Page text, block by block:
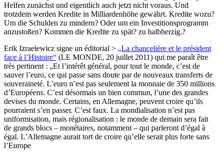
Helfen zunächst und eigentlich auch jetzt nicht voraus. Und
trotzdem werden Kredite in Milliardenhöhe gewährt. Kredite wozu?
Um die Schulden zu mindern? Oder um ein Investitionsprogramm
anzustoßen? Kommen die Kredite zu spät? zu halbherzig.?
Erik Izraelewicz signe un éditorial > „La chancelière et le président
face à l’Histoire“ (LE MONDE, 20 juillet 2011) qui me paraît être
très pertinent : „Et l’intérêt général, pour tout le monde, c’est de
sauver l’euro, ce qui passe sans doute par de nouveaux transferts de
souveraineté. L’euro n’est pas seulement la monnaie de 350 millions
d’Européens. C’est désormais un bien commun, l’une des grandes
devises du monde. Certains, en Allemagne, peuvent croire qu’ils
pourraient s’en passer. C’est faux. La mondialisation n’est pas
uniformisation, mais régionalisation : le monde de demain sera fait
de grands blocs – monétaires, notamment – qui parleront d’égal à
égal. L’Allemagne aurait tort de croire qu’elle serait plus forte sans
l’Europe